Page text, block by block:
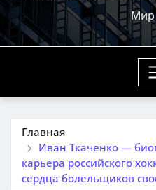
Мир
Главная
Иван Ткаченко —
карьера российского
сердца болельщиков